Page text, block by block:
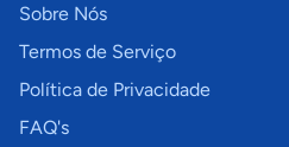
Sobre Nós
Termos de Serviço
Política de Privacidade
FAQ's